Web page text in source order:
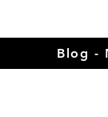
Blog -